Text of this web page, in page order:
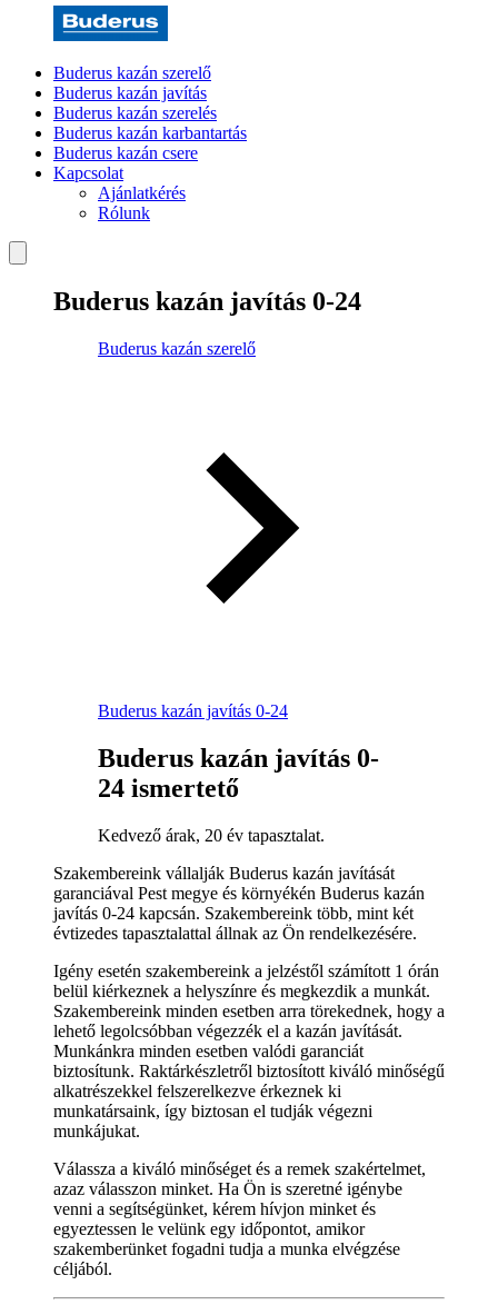
Buderus kazán szerelő
Buderus kazán javítás
Buderus kazán szerelés
Buderus kazán karbantartás
Buderus kazán csere
Kapcsolat
Ajánlatkérés
Rólunk
Buderus kazán javítás 0-24
Buderus kazán szerelő
Buderus kazán javítás 0-24
Buderus kazán javítás 0-
24 ismertető
Kedvező árak, 20 év tapasztalat.
Szakembereink vállalják Buderus kazán javítását
garanciával Pest megye és környékén Buderus kazán
javítás 0-24 kapcsán. Szakembereink több, mint két
évtizedes tapasztalattal állnak az Ön rendelkezésére.
Igény esetén szakembereink a jelzéstől számított 1 órán
belül kiérkeznek a helyszínre és megkezdik a munkát.
Szakembereink minden esetben arra törekednek, hogy a
lehető legolcsóbban végezzék el a kazán javítását.
Munkánkra minden esetben valódi garanciát
biztosítunk. Raktárkészletről biztosított kiváló minőségű
alkatrészekkel felszerelkezve érkeznek ki
munkatársaink, így biztosan el tudják végezni
munkájukat.
Válassza a kiváló minőséget és a remek szakértelmet,
azaz válasszon minket. Ha Ön is szeretné igénybe
venni a segítségünket, kérem hívjon minket és
egyeztessen le velünk egy időpontot, amikor
szakemberünket fogadni tudja a munka elvégzése
céljából.